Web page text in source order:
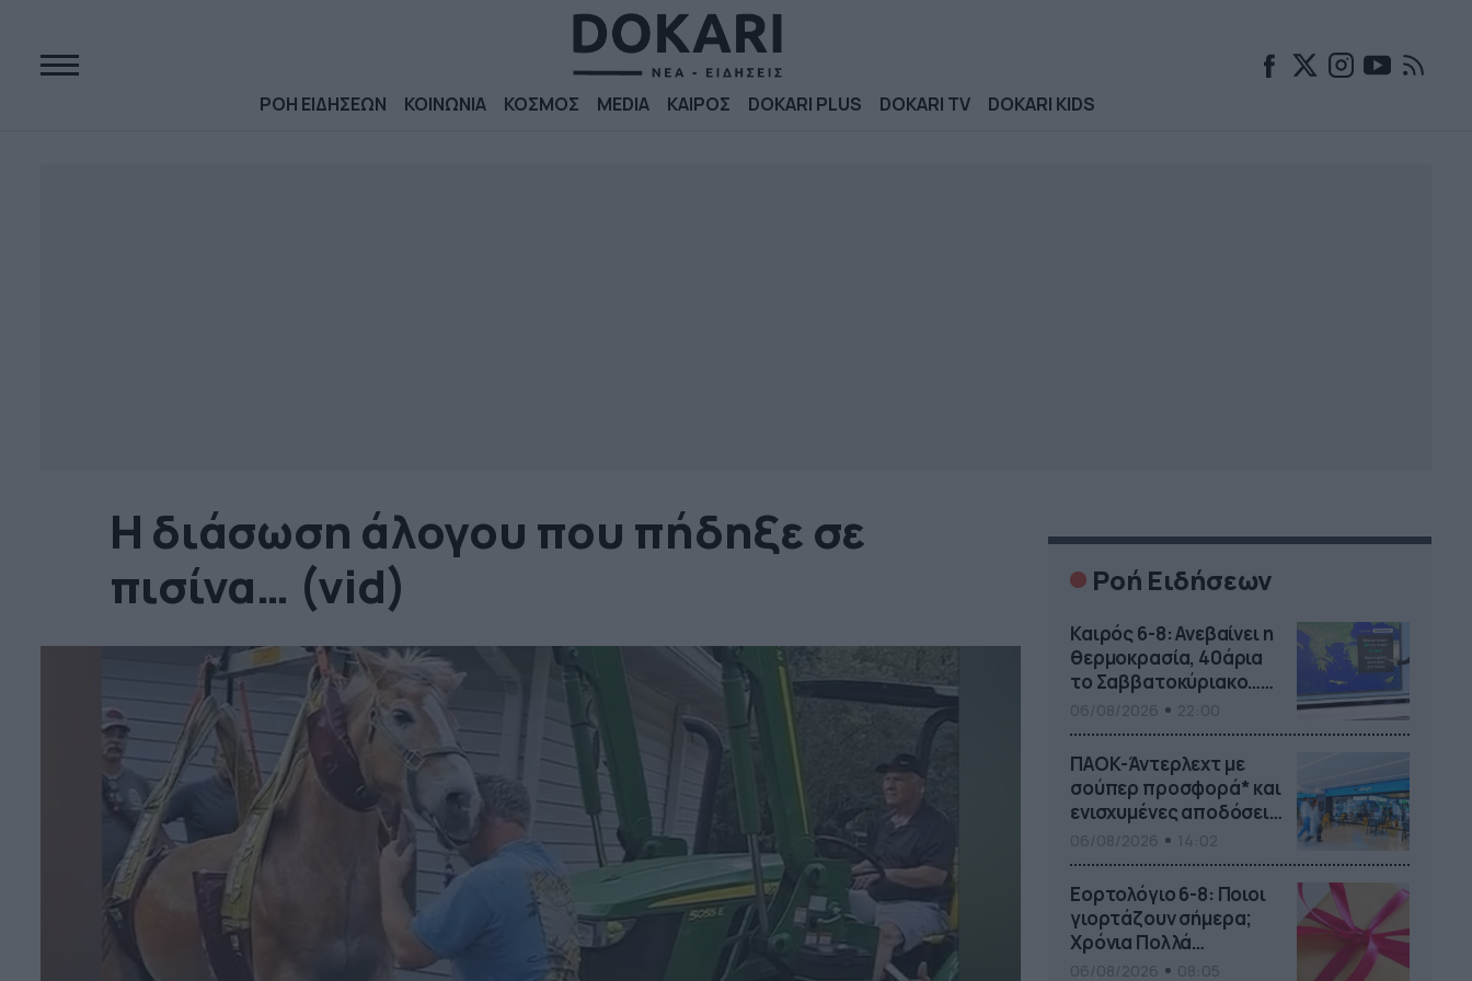
ΡΟΗ ΕΙΔΗΣΕΩΝ ΚΟΙΝΩΝΙΑ ΚΟΣΜΟΣ MEDIA ΚΑΙΡΟΣ DOKARI PLUS DOKARI TV DOKARI KIDS
Η διάσωση άλογου που πήδηξε σε
πισίνα… (vid)
Ροή Ειδήσεων
Καιρός 6-8: Ανεβαίνει η
θερμοκρασία, 40άρια
το Σαββατοκύριακο…
ΠΑΟΚ-Άντερλεχτ με
σούπερ προσφορά* και
ενισχυμένες αποδόσεις
το Pamestoixima.gr
Εορτολόγιο 6-8: Ποιοι
γιορτάζουν σήμερα;
Χρόνια Πολλά…